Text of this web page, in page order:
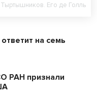
Его де Голль
войны в Москве и
на семь
РАН признали